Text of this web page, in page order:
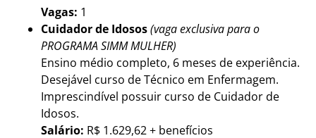
Vagas: 1
Cuidador de Idosos(vaga exclusiva para o
PROGRAMA SIMM MULHER)
Ensino médio completo, 6 meses de experiência.
Desejável curso de Técnico em Enfermagem.
Imprescindível possuir curso de Cuidador de
Idosos.
Salário: R$ 1.629,62 + benefícios